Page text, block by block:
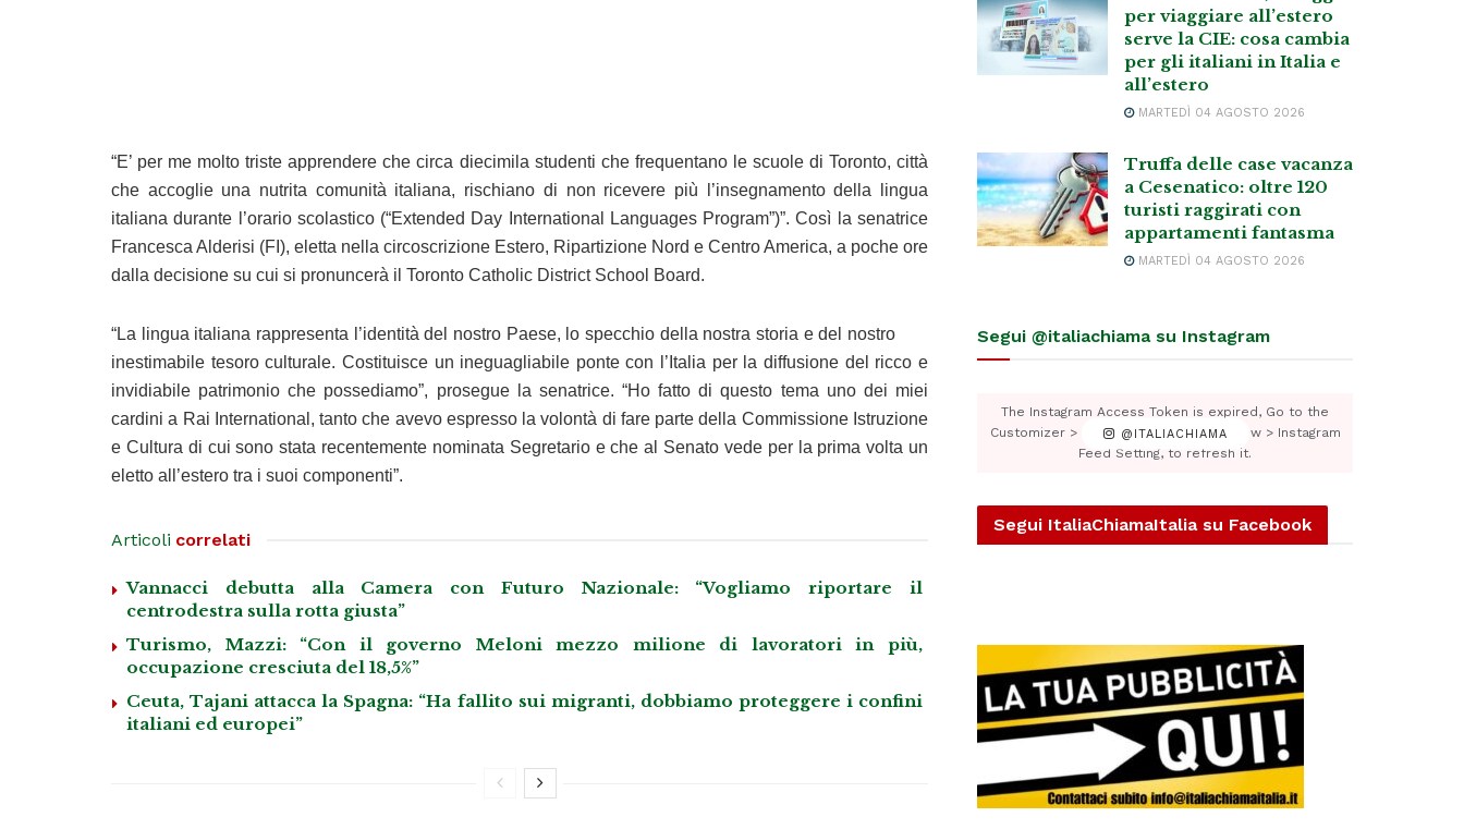
“E’ per me molto triste apprendere che circa diecimila studenti che frequentano le scuole di Toronto, città
che accoglie una nutrita comunità italiana, rischiano di non ricevere più l’insegnamento della lingua
italiana durante l’orario scolastico (“Extended Day International Languages Program”)”. Così la senatrice
Francesca Alderisi (FI), eletta nella circoscrizione Estero, Ripartizione Nord e Centro America, a poche ore
dalla decisione su cui si pronuncerà il Toronto Catholic District School Board.
“La lingua italiana rappresenta l’identità del nostro Paese, lo specchio della nostra storia e del nostro
inestimabile tesoro culturale. Costituisce un ineguagliabile ponte con l’Italia per la diffusione del ricco e
invidiabile patrimonio che possediamo”, prosegue la senatrice. “Ho fatto di questo tema uno dei miei
cardini a Rai International, tanto che avevo espresso la volontà di fare parte della Commissione Istruzione
e Cultura di cui sono stata recentemente nominata Segretario e che al Senato vede per la prima volta un
eletto all’estero tra i suoi componenti”.
Articoli correlati
Vannacci debutta alla Camera con Futuro Nazionale: “Vogliamo riportare il
centrodestra sulla rotta giusta”
Turismo, Mazzi: “Con il governo Meloni mezzo milione di lavoratori in più,
occupazione cresciuta del 18,5%”
Ceuta, Tajani attacca la Spagna: “Ha fallito sui migranti, dobbiamo proteggere i confini
italiani ed europei”
per viaggiare all’estero
serve la CIE: cosa cambia
per gli italiani in Italia e
all’estero
MARTEDÌ 04 AGOSTO 2026
Truffa delle case vacanza
a Cesenatico: oltre 120
turisti raggirati con
appartamenti fantasma
MARTEDÌ 04 AGOSTO 2026
Segui @italiachiama su Instagram
@ITALIACHIAMA
The Instagram Access Token is expired, Go to the
Customizer > JNews : Social, Like & View > Instagram
Feed Setting, to refresh it.
Segui ItaliaChiamaItalia su Facebook